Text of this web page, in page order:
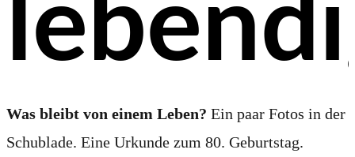
Was bleibt von einem Leben? Ein paar Fotos in der
Schublade. Eine Urkunde zum 80. Geburtstag.